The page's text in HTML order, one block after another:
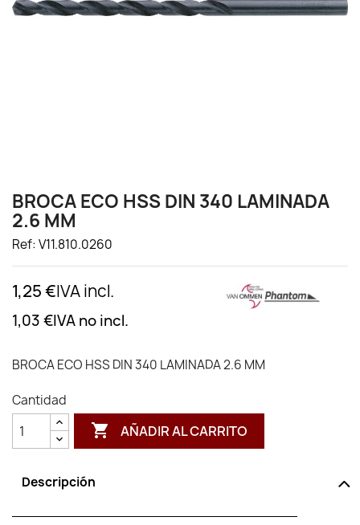
BROCA ECO HSS DIN 340 LAMINADA
2.6 MM
Ref: V11.810.0260
1,25 €IVA incl.
1,03 €IVA no incl.
BROCA ECO HSS DIN 340 LAMINADA 2.6 MM
Cantidad
 AÑADIR AL CARRITO
Descripción